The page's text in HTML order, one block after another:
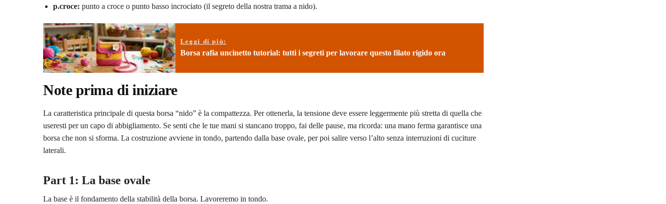
p.croce: punto a croce o punto basso incrociato (il segreto della nostra trama a nido).
Leggi di più:
Borsa rafia uncinetto tutorial: tutti i segreti per lavorare questo filato rigido ora
Note prima di iniziare
La caratteristica principale di questa borsa “nido” è la compattezza. Per ottenerla, la tensione deve essere leggermente più stretta di quella che
useresti per un capo di abbigliamento. Se senti che le tue mani si stancano troppo, fai delle pause, ma ricorda: una mano ferma garantisce una
borsa che non si sforma. La costruzione avviene in tondo, partendo dalla base ovale, per poi salire verso l’alto senza interruzioni di cuciture
laterali.
Part 1: La base ovale
La base è il fondamento della stabilità della borsa. Lavoreremo in tondo.